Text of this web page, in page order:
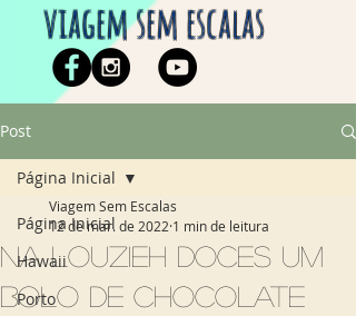
viagem sem escalas
Post
Página Inicial
Hawaii
Porto
Página Inicial
Na Louzieh Doces um
bolo de chocolate
Viagem Sem Escalas
12 de mar. de 2022 1 min de leitura